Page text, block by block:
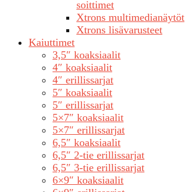
soittimet
Xtrons multimedianäytöt
Xtrons lisävarusteet
Kaiuttimet
3,5″ koaksiaalit
4″ koaksiaalit
4″ erillissarjat
5″ koaksiaalit
5″ erillissarjat
5×7″ koaksiaalit
5×7″ erillissarjat
6,5″ koaksiaalit
6,5″ 2-tie erillissarjat
6,5″ 3-tie erillissarjat
6×9″ koaksiaalit